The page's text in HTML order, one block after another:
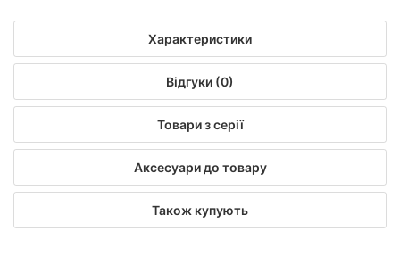
Характеристики
Відгуки (0)
Товари з серії
Аксесуари до товару
Також купують